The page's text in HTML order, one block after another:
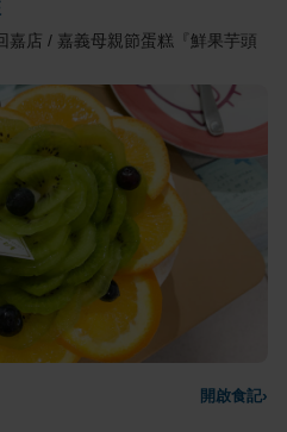
嘉店 / 嘉義母親節蛋糕『鮮果芋頭
開啟食記›